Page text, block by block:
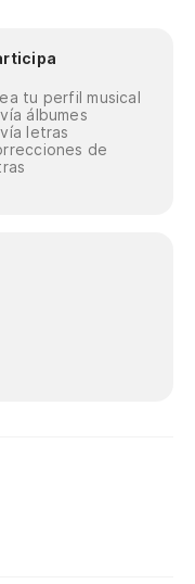
tu perfil musical
álbumes
letras
de